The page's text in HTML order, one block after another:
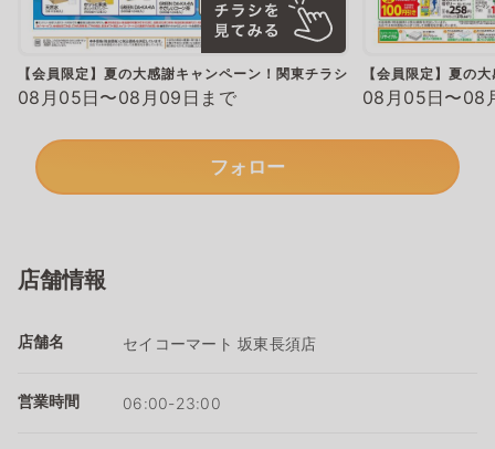
【会員限定】夏の大感謝キャンペーン！関東チラシ
08月05日〜08月09日まで
【会員限定】夏の
08月05日〜08
フォロー
店舗情報
店舗名 セイコーマート 坂東長須店
営業時間 06:00-23:00